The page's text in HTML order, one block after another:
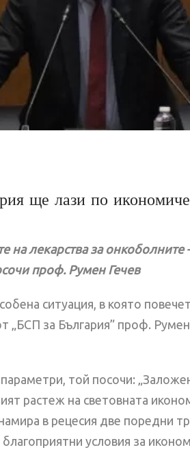
ще лази по
на лекарства за
проф. Румен Гечев
ситуация, в която
„БСП за България” проф.
той посочи:
растеж на световната
в рецесия две поредни
условия за